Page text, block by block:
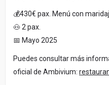
💰430€ pax. Menú con
🐽 2 pax.
📅 Mayo 2025
Puedes consultar más
oficial de Ambivium: